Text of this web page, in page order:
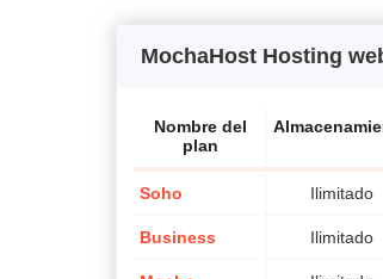
MochaHost Hosting
Nombre del
plan
Soho Ilimitado
Business Ilimitado